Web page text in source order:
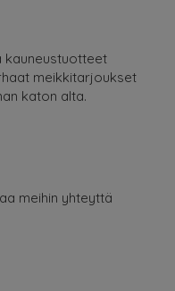
kauneustuotteet
meikkitarjoukset
katon alta.
meihin yhteyttä